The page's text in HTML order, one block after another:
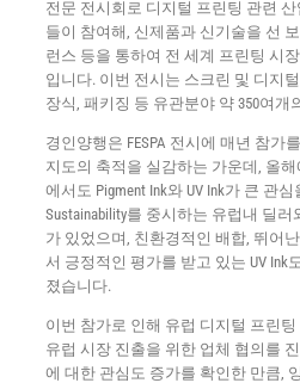
전문 전시회로 디지털 프린팅 관련
들이 참여해, 신제품과 신기술을 선
런스 등을 통하여 전 세계 프린팅 시
입니다. 이번 전시는 스크린 및 디지
장식, 패키징 등 유관분야 약 350여개
경인양행은 FESPA 전시에 매년 참가
지도의 축적을 실감하는 가운데, 올해
에서도 Pigment Ink와 UV Ink가 큰 관
Sustainability를 중시하는 유럽내 딜
가 있었으며, 친환경적인 배합, 뛰어
서 긍정적인 평가를 받고 있는 UV Ink
졌습니다.
이번 참가로 인해 유럽 디지털 프린
유럽 시장 진출을 위한 업체 협의를
에 대한 관심도 증가를 확인한 만큼,